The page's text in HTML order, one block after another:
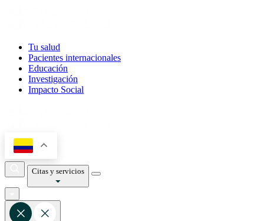
Tu salud
Pacientes internacionales
Educación
Investigación
Impacto Social
Citas y servicios